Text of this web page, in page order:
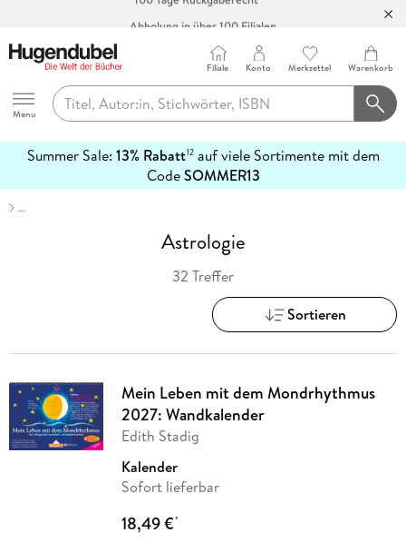
Abholung in über 100 Filialen
Hugendubel
Menu
Filiale Konto Merkzettel Warenkorb
Summer Sale: 13% Rabatt12auf viele Sortimente mit dem
CodeSOMMER13
erfahren
…
Astrologie
32 Treffer
Sortieren
Mein Leben mit dem Mondrhythmus
2027: Wandkalender
Edith Stadig
Kalender
Sofort lieferbar
18,49 €*